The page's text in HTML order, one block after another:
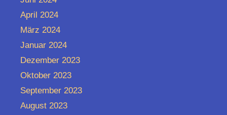
April 2024
März 2024
Januar 2024
Dezember 2023
Oktober 2023
September 2023
August 2023